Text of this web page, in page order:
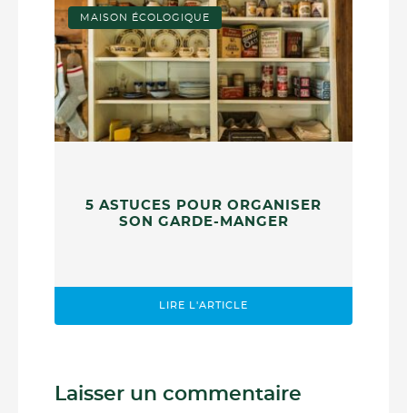
MAISON ÉCOLOGIQUE
5 ASTUCES POUR ORGANISER
SON GARDE-MANGER
LIRE L'ARTICLE
Laisser un commentaire